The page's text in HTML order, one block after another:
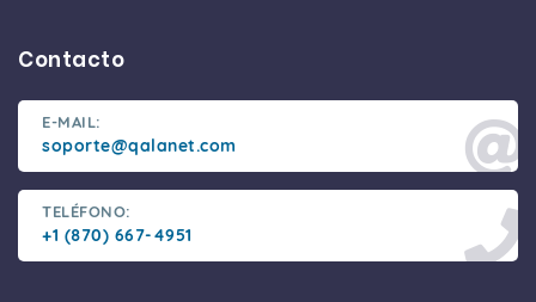
Contacto
E-MAIL:
soporte@qalanet.com
TELÉFONO:
+1 (870) 667-4951